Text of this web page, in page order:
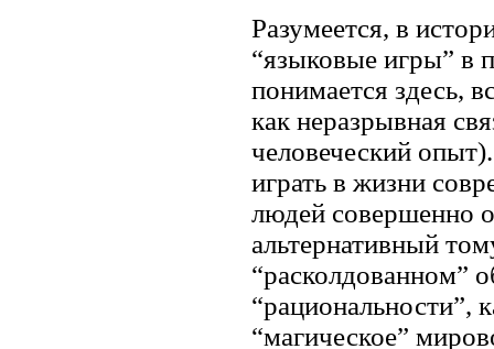
Разумеется, в
“языковые игры” в
понимается здесь,
как неразрывная
человеческий
играть в жизни
людей совершенно
альтернативный
“расколдованном”
“рациональности”,
“магическое”